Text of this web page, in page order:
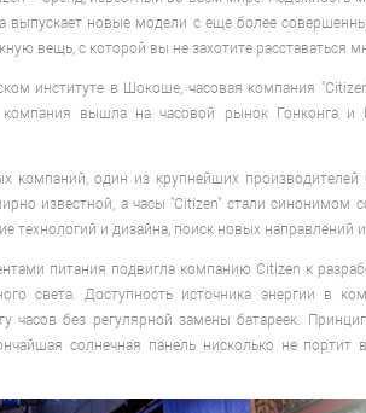
выпускает новые модели с еще более
вещь, с которой вы не захотите расставаться
институте в Шокоше, часовая компания
компания вышла на часовой рынок Гонконга
компаний, один из крупнейших
известной, а часы "Citizen" стали синонимом
технологий и дизайна, поиск новых направлений
питания подвигла компанию Citizen к
света. Доступность источника энергии в
часов без регулярной замены батареек.
солнечная панель нисколько не